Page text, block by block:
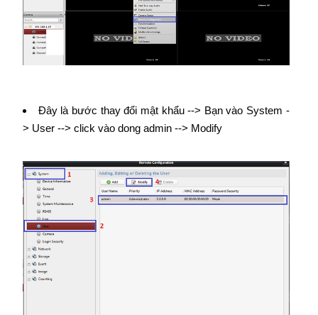
Đây là bước thay đổi mật khẩu --> Bạn vào System -
> User --> click vào dong admin --> Modify